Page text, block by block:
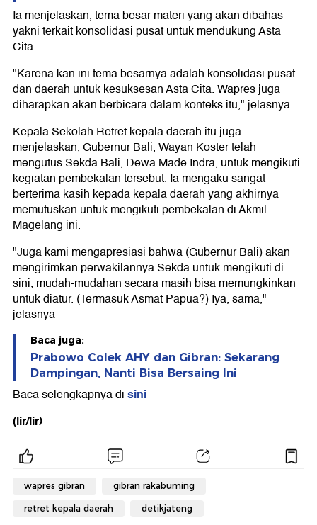
Ia menjelaskan, tema besar materi yang akan dibahas
yakni terkait konsolidasi pusat untuk mendukung Asta
Cita.
"Karena kan ini tema besarnya adalah konsolidasi pusat
dan daerah untuk kesuksesan Asta Cita. Wapres juga
diharapkan akan berbicara dalam konteks itu," jelasnya.
Kepala Sekolah Retret kepala daerah itu juga
menjelaskan, Gubernur Bali, Wayan Koster telah
mengutus Sekda Bali, Dewa Made Indra, untuk mengikuti
kegiatan pembekalan tersebut. Ia mengaku sangat
berterima kasih kepada kepala daerah yang akhirnya
memutuskan untuk mengikuti pembekalan di Akmil
Magelang ini.
"Juga kami mengapresiasi bahwa (Gubernur Bali) akan
mengirimkan perwakilannya Sekda untuk mengikuti di
sini, mudah-mudahan secara masih bisa memungkinkan
untuk diatur. (Termasuk Asmat Papua?) Iya, sama,"
jelasnya
Baca juga:
Prabowo Colek AHY dan Gibran: Sekarang
Dampingan, Nanti Bisa Bersaing Ini
Baca selengkapnya disini
(lir/lir)
wapres gibran gibran rakabuming
retret kepala daerah detikjateng